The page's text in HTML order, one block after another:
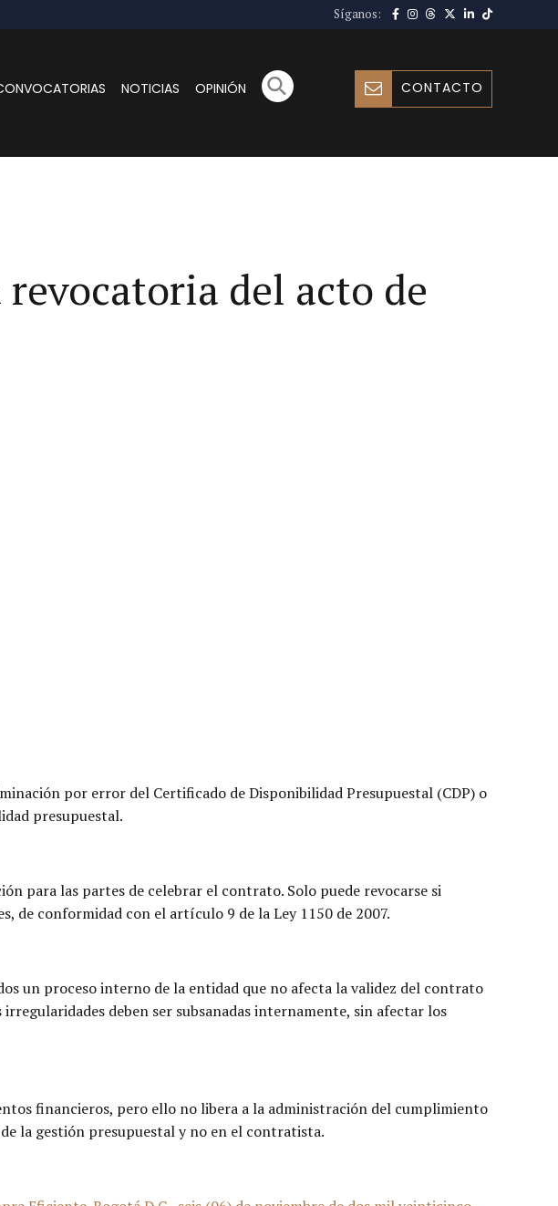
Síganos:
CONTACTO
NOTICIAS OPINIÓN
del acto de
por error del Certificado de Disponibilidad Presupuestal (CDP) o
presupuestal.
para las partes de celebrar el contrato. Solo puede revocarse si
de conformidad con el artículo 9 de la Ley 1150 de 2007.
un proceso interno de la entidad que no afecta la validez del contrato
deben ser subsanadas internamente, sin afectar los
financieros, pero ello no libera a la administración del cumplimiento
la gestión presupuestal y no en el contratista.